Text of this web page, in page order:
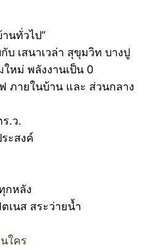
นทั่วไป”
บ เสนาเวล่า สุขุมวิท บางปู
หม่ พลังงานเป็น 0
ภายในบ้าน และ ส่วนกลาง
.ว.
ะสงค์
กหลัง
เนส สระว่ายน้ำ
ใคร